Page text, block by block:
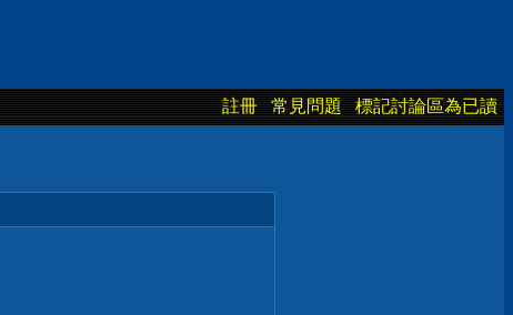
註冊 常見問題 標記討論區為已讀